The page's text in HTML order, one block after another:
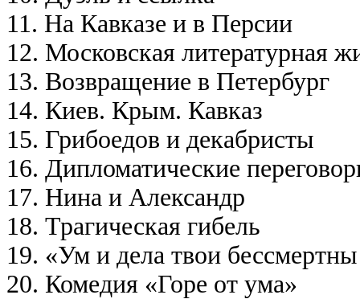
11. На Кавказе и в Персии
12. Московская литературная
13. Возвращение в Петербург
14. Киев. Крым. Кавказ
15. Грибоедов и декабристы
16. Дипломатические
17. Нина и Александр
18. Трагическая гибель
19. «Ум и дела твои
20. Комедия «Горе от ума»